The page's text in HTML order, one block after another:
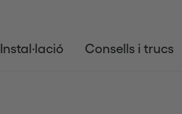
Instal·lació Consells i trucs